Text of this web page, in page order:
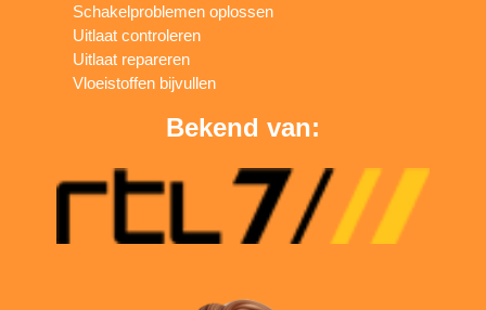
Schakelproblemen oplossen
Uitlaat controleren
Uitlaat repareren
Vloeistoffen bijvullen
Bekend van: